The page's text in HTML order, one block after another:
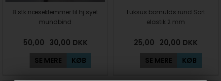
8 stk næseklemmer til hj syet
mundbind
50,00 30,00 DKK
SE MERE KØB
Luksus bomulds rund Sort
elastik 2 mm
25,00 20,00 DKK
SE MERE KØB